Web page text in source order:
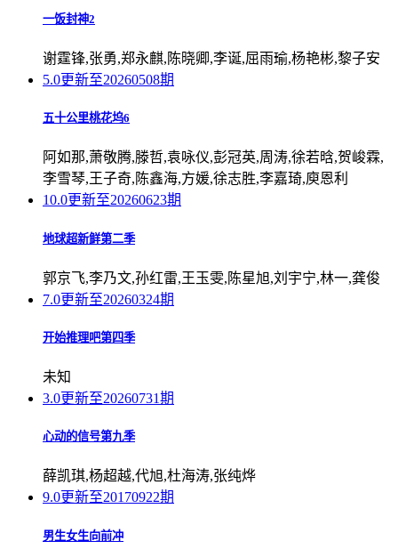
一饭封神2
谢霆锋,张勇,郑永麒,陈晓卿,李诞,屈雨瑜,杨艳彬,黎子安
5.0更新至20260508期
五十公里桃花坞6
阿如那,萧敬腾,滕哲,袁咏仪,彭冠英,周涛,徐若晗,贺峻霖,
李雪琴,王子奇,陈鑫海,方媛,徐志胜,李嘉琦,庾恩利
10.0更新至20260623期
地球超新鲜第二季
郭京飞,李乃文,孙红雷,王玉雯,陈星旭,刘宇宁,林一,龚俊
7.0更新至20260324期
开始推理吧第四季
未知
3.0更新至20260731期
心动的信号第九季
薛凯琪,杨超越,代旭,杜海涛,张纯烨
9.0更新至20170922期
男生女生向前冲